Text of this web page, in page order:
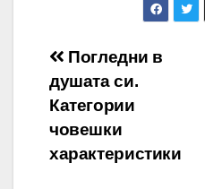
Навигация
Погледни в
душата си.
Категории
човешки
характеристики